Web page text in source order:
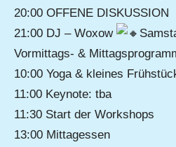
20:00 OFFENE DISKUSSION
21:00 DJ – Woxow
Vormittags- &
10:00 Yoga & kleines
11:00 Keynote: tba
11:30 Start der Workshops
13:00 Mittagessen